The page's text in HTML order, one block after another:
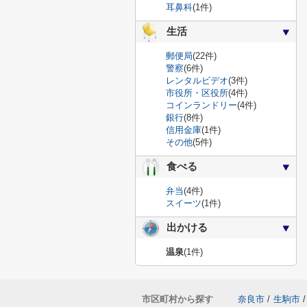
耳鼻科(1件)
生活
郵便局(22件)
警察(6件)
レンタルビデオ(3件)
市役所・区役所(4件)
コインランドリー(4件)
銀行(8件)
信用金庫(1件)
その他(5件)
食べる
弁当(4件)
スイーツ(1件)
出かける
温泉(1件)
市区町村から探す 奈良市 / 生駒市 /